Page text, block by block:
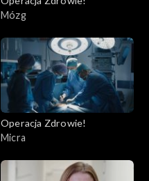
Mózg
Operacja Zdrowie!
Micra